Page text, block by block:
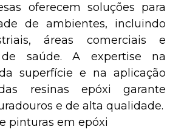
oferecem soluções para
de ambientes, incluindo
áreas comerciais e
de saúde. A expertise na
superfície e na aplicação
resinas epóxi garante
e de alta qualidade.